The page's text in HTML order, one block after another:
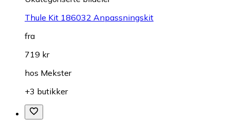
Thule Kit 186032 Anpassningskit
fra
719 kr
hos Mekster
+3 butikker